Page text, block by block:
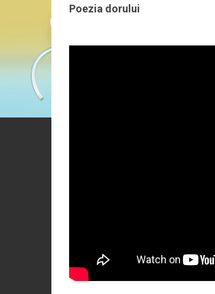
Poezia dorului